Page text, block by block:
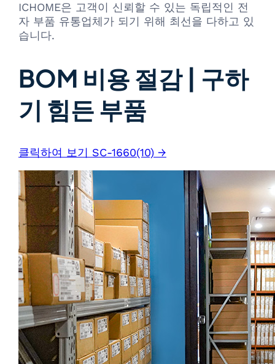
ICHOME은 고객이 신뢰할 수 있는 독립적인 전
자 부품 유통업체가 되기 위해 최선을 다하고 있
습니다.
BOM 비용 절감 | 구하
기 힘든 부품
클릭하여 보기 SC-1660(10) →